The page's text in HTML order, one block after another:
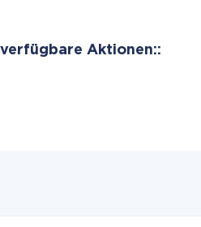
Aktionen::